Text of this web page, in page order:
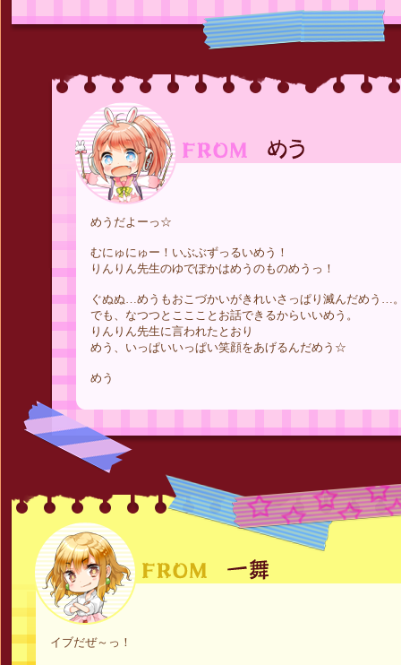
めうだよーっ☆
むにゅにゅー！いぶぶずっるいめう！
りんりん先生のゆでぽかはめうのものめうっ！
ぐぬぬ…めうもおこづかいがきれいさっぱり滅んだめう…
でも、なつつとここことお話できるからいいめう。
りんりん先生に言われたとおり
めう、いっぱいいっぱい笑顔をあげるんだめう☆
めう
イブだぜ～っ！